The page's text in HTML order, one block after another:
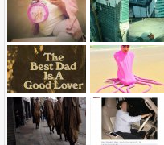
Kommentar:
Alle HTML-Tags außer <br>, <strike>
URLs werden automatisch
Ich möchte eine E-Mail, wenn
Ich möchte eine E-Mail, wenn